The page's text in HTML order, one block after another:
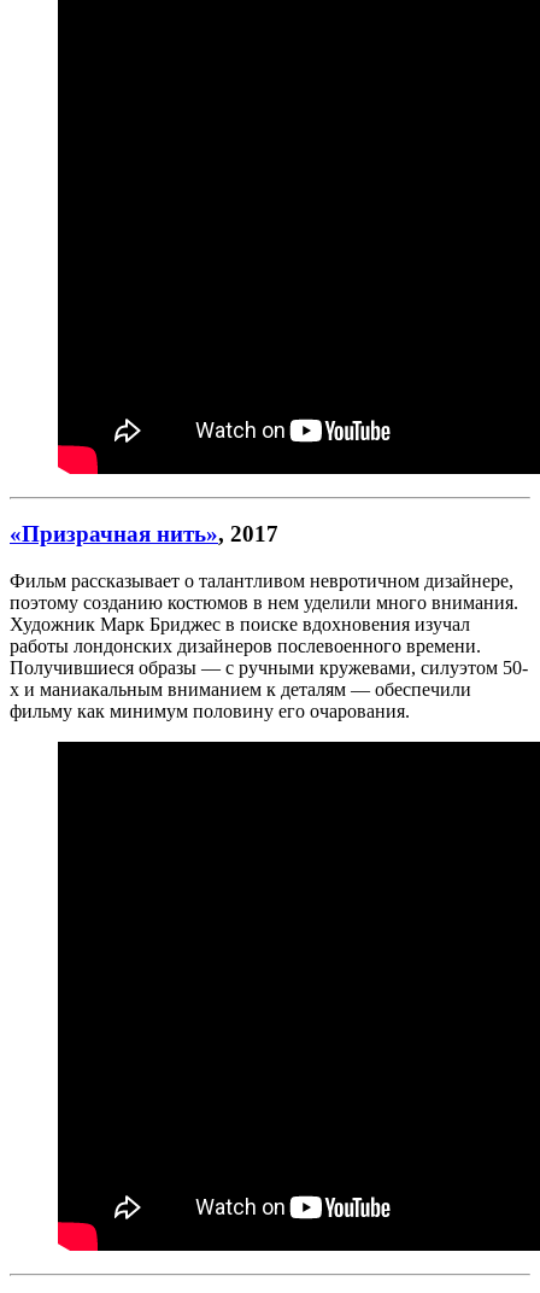
«Призрачная нить», 2017
Фильм рассказывает о талантливом невротичном дизайнере,
поэтому созданию костюмов в нем уделили много внимания.
Художник Марк Бриджес в поиске вдохновения изучал
работы лондонских дизайнеров послевоенного времени.
Получившиеся образы — с ручными кружевами, силуэтом 50-
х и маниакальным вниманием к деталям — обеспечили
фильму как минимум половину его очарования.